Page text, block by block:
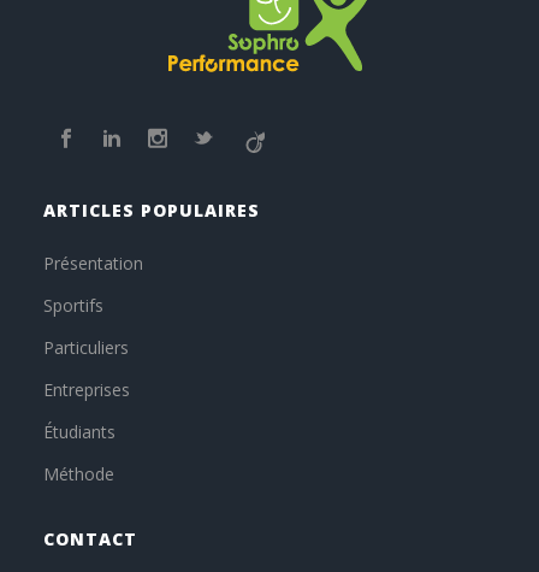
ARTICLES POPULAIRES
Présentation
Sportifs
Particuliers
Entreprises
Étudiants
Méthode
CONTACT